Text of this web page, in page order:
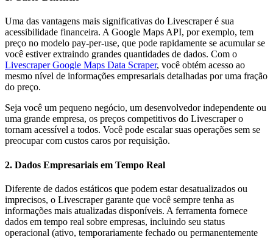
Uma das vantagens mais significativas do Livescraper é sua
acessibilidade financeira. A Google Maps API, por exemplo, tem
preço no modelo pay-per-use, que pode rapidamente se acumular se
você estiver extraindo grandes quantidades de dados. Com o
Livescraper Google Maps Data Scraper, você obtém acesso ao
mesmo nível de informações empresariais detalhadas por uma fração
do preço.
Seja você um pequeno negócio, um desenvolvedor independente ou
uma grande empresa, os preços competitivos do Livescraper o
tornam acessível a todos. Você pode escalar suas operações sem se
preocupar com custos caros por requisição.
2. Dados Empresariais em Tempo Real
Diferente de dados estáticos que podem estar desatualizados ou
imprecisos, o Livescraper garante que você sempre tenha as
informações mais atualizadas disponíveis. A ferramenta fornece
dados em tempo real sobre empresas, incluindo seu status
operacional (ativo, temporariamente fechado ou permanentemente